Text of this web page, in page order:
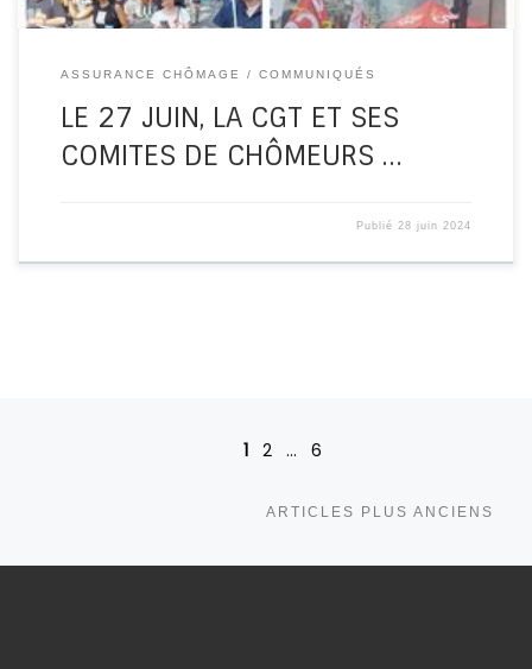
ASSURANCE CHÔMAGE COMMUNIQUÉS
LE 27 JUIN, LA CGT ET SES
COMITES DE CHÔMEURS …
Publié 28 juin 2024
1 2 … 6
ARTICLES PLUS ANCIENS